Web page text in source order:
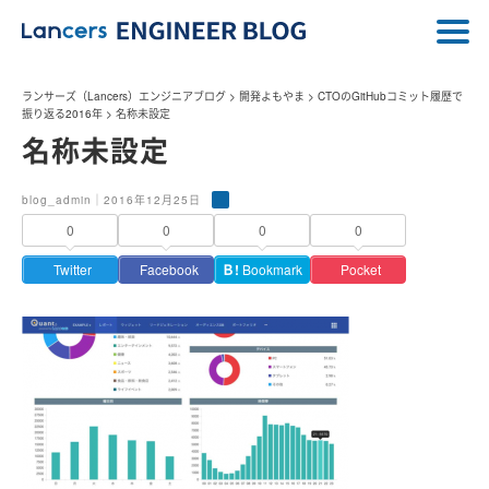
ランサーズ（Lancers）エンジニアブログ > 開発よもやま > CTOのGitHubコミット履歴で
振り返る2016年 > 名称未設定
名称未設定
blog_admin｜2016年12月25日
0
Twitter
0
Facebook
0
Ｂ! Bookmark
0
Pocket